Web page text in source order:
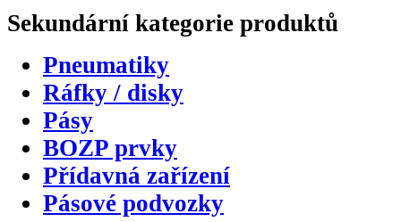
Sekundární kategorie produktů
Pneumatiky
Ráfky / disky
Pásy
BOZP prvky
Přídavná zařízení
Pásové podvozky